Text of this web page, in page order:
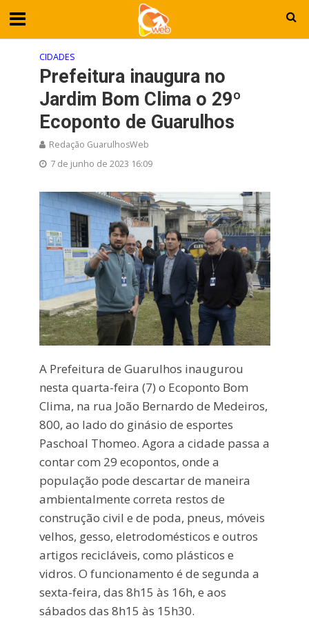
CIDADES
Prefeitura inaugura no
Jardim Bom Clima o 29º
Ecoponto de Guarulhos
Redação GuarulhosWeb
7 de junho de 2023 16:09
A Prefeitura de Guarulhos inaugurou
nesta quarta-feira (7) o Ecoponto Bom
Clima, na rua João Bernardo de Medeiros,
800, ao lado do ginásio de esportes
Paschoal Thomeo. Agora a cidade passa a
contar com 29 ecopontos, onde a
população pode descartar de maneira
ambientalmente correta restos de
construção civil e de poda, pneus, móveis
velhos, gesso, eletrodomésticos e outros
artigos recicláveis, como plásticos e
vidros. O funcionamento é de segunda a
sexta-feira, das 8h15 às 16h, e aos
sábados das 8h15 às 15h30.